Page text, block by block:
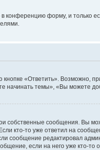
конференцию форму, и только
«Ответить». Возможно,
темы», «Вы можете
собственные сообщения. Вы
кто-то уже ответил на
сообщение редактировал
если на него уже кто-то